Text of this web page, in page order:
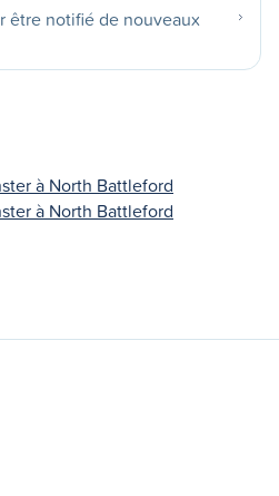
être notifié de nouveaux
à North Battleford
à North Battleford